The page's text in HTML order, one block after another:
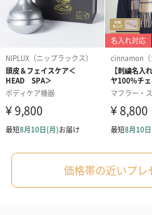
スイーツ
スイーツを同梱してお届けいた
です。
価格帯の近いプレ